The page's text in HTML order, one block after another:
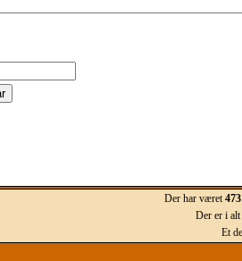
Der har været
Der er i alt
Et